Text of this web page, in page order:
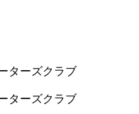
ターズクラブ
ターズクラブ